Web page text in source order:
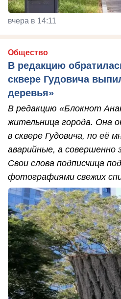
вчера в 14:11
Общество
В редакцию
сквере Гудовича
деревья»
В редакцию «Блокнот
жительница города. Она
в сквере Гудовича, по её
аварийные, а совершенно
Свои слова подписчица
фотографиями свежих